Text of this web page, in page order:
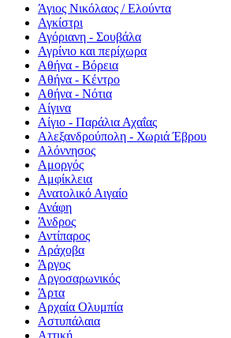
Άγιος Νικόλαος / Ελούντα
Αγκίστρι
Αγόριανη - Σουβάλα
Αγρίνιο και περίχωρα
Αθήνα - Βόρεια
Αθήνα - Κέντρο
Αθήνα - Νότια
Αίγινα
Αίγιο - Παράλια Αχαΐας
Αλεξανδρούπολη - Χωριά Έβρου
Αλόννησος
Αμοργός
Αμφίκλεια
Ανατολικό Αιγαίο
Ανάφη
Άνδρος
Αντίπαρος
Αράχοβα
Άργος
Αργοσαρωνικός
Άρτα
Αρχαία Ολυμπία
Αστυπάλαια
Αττική